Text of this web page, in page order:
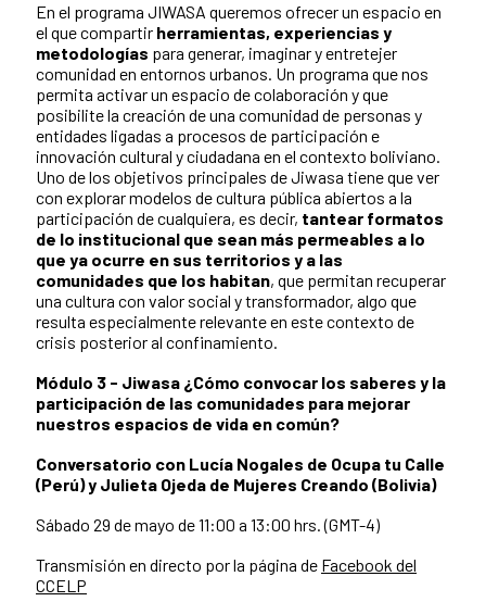
En el programa JIWASA queremos ofrecer un espacio en
el que compartir herramientas, experiencias y
metodologías para generar, imaginar y entretejer
comunidad en entornos urbanos. Un programa que nos
permita activar un espacio de colaboración yque
posibilite la creación de una comunidad de personas y
entidades ligadas a procesos de participación e
innovación cultural y ciudadana en el contexto boliviano.
Uno de los objetivos principales de Jiwasa tiene que ver
con explorar modelos de cultura pública abiertos a la
participación de cualquiera, es decir, tantear formatos
de lo institucional que sean más permeables a lo
que ya ocurre en sus territorios y a las
comunidades que los habitan, que permitan recuperar
una cultura con valor social y transformador, algo que
resulta especialmente relevante en este contexto de
crisis posterior al confinamiento.
Módulo 3 - Jiwasa ¿Cómo convocar los saberes y la
participación de las comunidades para mejorar
nuestros espacios de vida en común?
Conversatorio con Lucía Nogales de Ocupa tu Calle
(Perú)y Julieta Ojeda de Mujeres Creando (Bolivia)
Sábado 29 de mayo de 11:00 a 13:00 hrs. (GMT-4)
Transmisión en directo por la página de Facebook del
CCELP